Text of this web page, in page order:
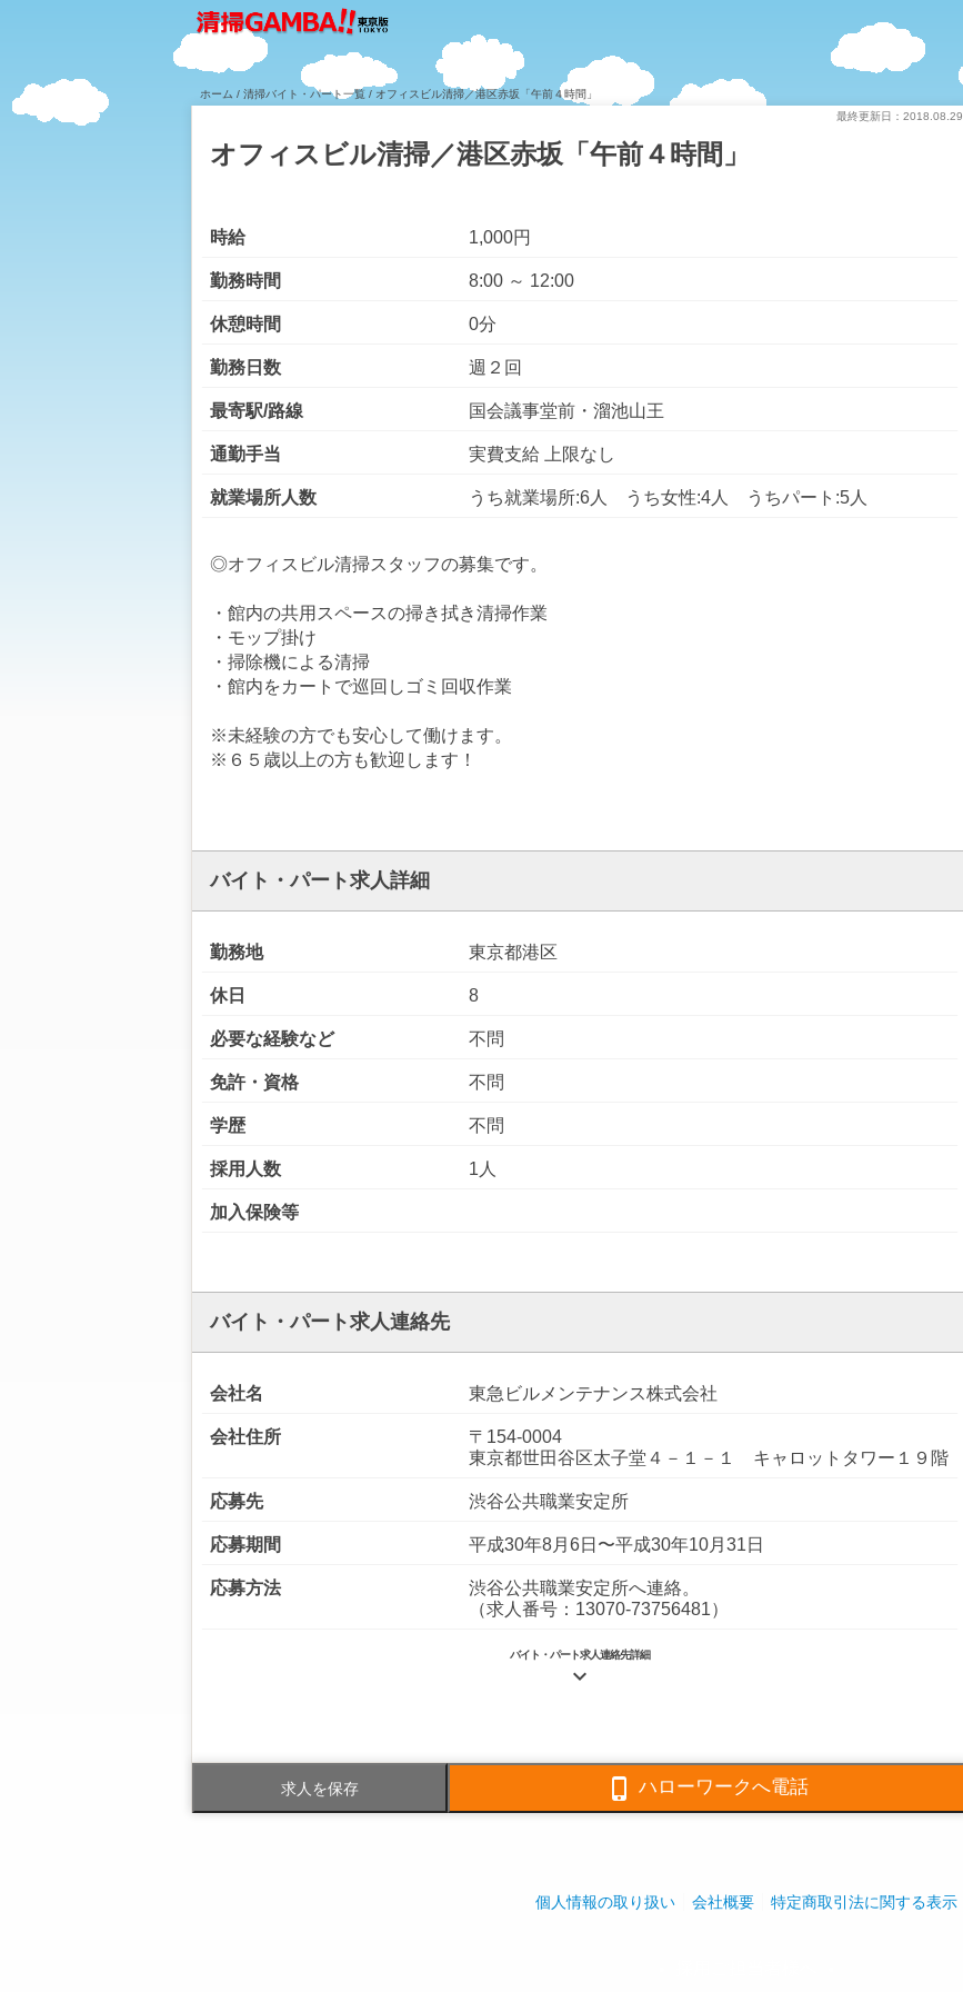
ホーム / 清掃バイト・パート一覧 / オフィスビル清掃／港区赤坂「午前４時間」
最終更新日：2018.08.29
オフィスビル清掃／港区赤坂「午前４時間」
時給 1,000円
勤務時間 8:00 ～ 12:00
休憩時間 0分
勤務日数 週２回
最寄駅/路線 国会議事堂前・溜池山王
通勤手当 実費支給 上限なし
就業場所人数 うち就業場所:6人 うち女性:4人 うちパート:5人
◎オフィスビル清掃スタッフの募集です。
・館内の共用スペースの掃き拭き清掃作業
・モップ掛け
・掃除機による清掃
・館内をカートで巡回しゴミ回収作業
※未経験の方でも安心して働けます。
※６５歳以上の方も歓迎します！
バイト・パート求人詳細
勤務地 東京都港区
休日 8
必要な経験など 不問
免許・資格 不問
学歴 不問
採用人数 1人
加入保険等
バイト・パート求人連絡先
会社名 東急ビルメンテナンス株式会社
会社住所
〒154-0004
東京都世田谷区太子堂４－１－１ キャロットタワー１９階
応募先 渋谷公共職業安定所
応募期間 平成30年8月6日〜平成30年10月31日
応募方法
渋谷公共職業安定所へ連絡。
（求人番号：13070-73756481）
バイト・パート求人連絡先詳細

ビル内外の清掃・警備及び建物設備の保守点検。
求人を保存  ハローワークへ電話
個人情報の取り扱い 会社概要 特定商取引法に関する表示